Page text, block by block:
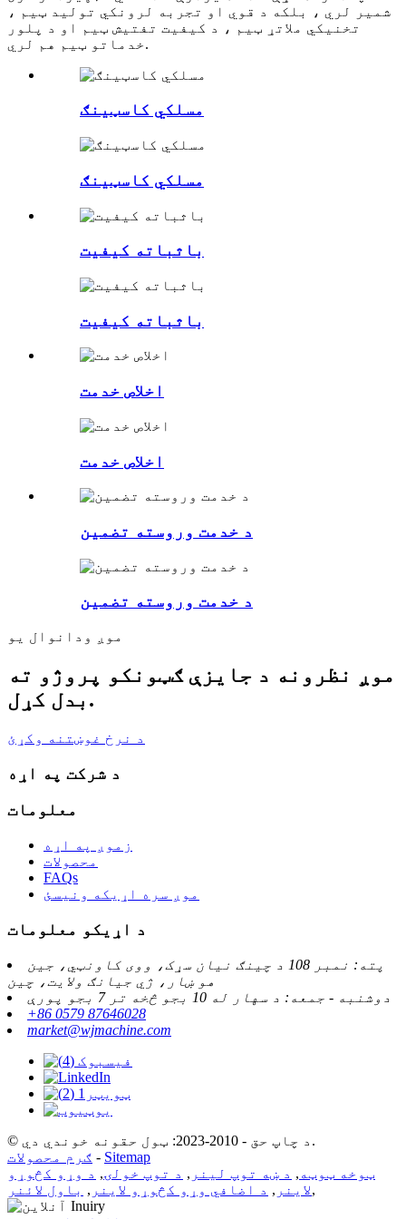
شمیر لري ، بلکه د قوي او تجربه لرونکي تولید ټیم ،
تخنیکي ملاتړ ټیم ، د کیفیت تفتیش ټیم او د پلور
خدماتو ټیم هم لري.
مسلکي کاسټینګ
مسلکي کاسټینګ
باثباته کیفیت
باثباته کیفیت
اخلاص خدمت
اخلاص خدمت
د خدمت وروسته تضمین
د خدمت وروسته تضمین
موږ ودانوال یو
موږ نظرونه د جایزې ګټونکو پروژو ته
بدل کړل.
د نرخ غوښتنه وکړئ
د شرکت په اړه
معلومات
زموږ په اړه
محصولات
FAQs
موږ سره اړیکه ونیسئ
د اړیکو معلومات
پته: نمبر 108 د چينګ نيان سړک، ووی کاونټي، جين
هو ښار، ژي جيانګ ولايت، چين
دوشنبه - جمعه: د سهار له 10 بجو څخه تر 7 بجو پورې
+86 0579 87646028
market@wjmachine.com
© د چاپ حق - 2010-2023: ټول حقونه خوندي دي.
ګرم محصولات - Sitemap
ټوخه ټوټه , د ښه توپ لینر , د توپ خولۍ, د وړو کڅوړو
لاینر , د اضافي وړو کڅوړو لاینر , باول لائنر ,